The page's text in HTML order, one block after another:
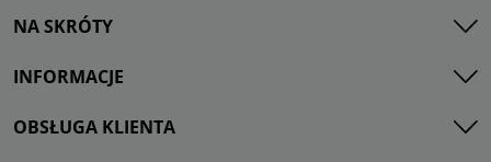
NA SKRÓTY
INFORMACJE
OBSŁUGA KLIENTA